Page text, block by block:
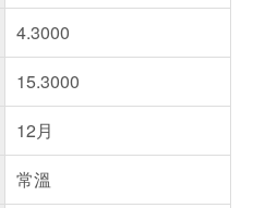
4.3000
15.3000
12月
常溫